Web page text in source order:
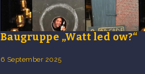
Baugruppe „Watt led ow?“
6 September 2025